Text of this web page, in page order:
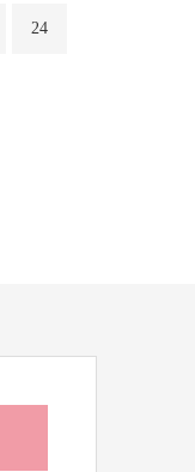
24